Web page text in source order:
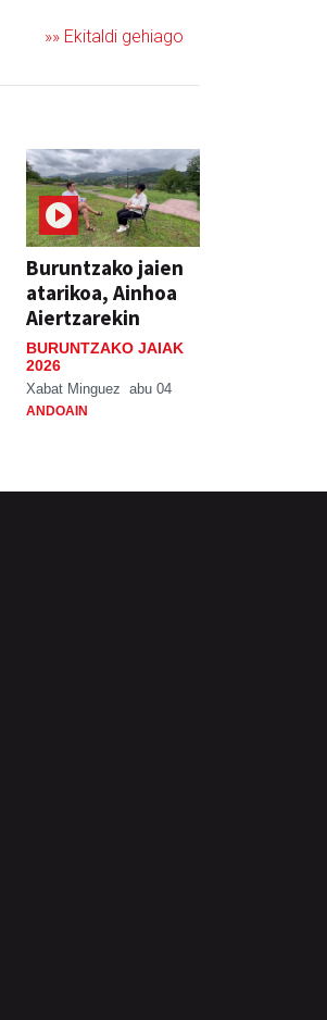
»» Ekitaldi gehiago
Buruntzako jaien
atarikoa, Ainhoa
Aiertzarekin
BURUNTZAKO JAIAK
2026
Xabat Minguez abu 04
ANDOAIN